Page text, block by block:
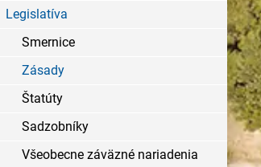
Legislatíva
Smernice
Zásady
Štatúty
Sadzobníky
Všeobecne záväzné nariadenia